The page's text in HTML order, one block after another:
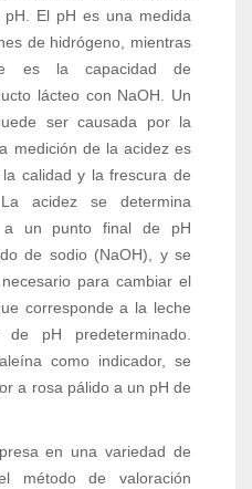
pH. El pH es una medida
de hidrógeno, mientras
es la capacidad de
lácteo con NaOH. Un
ser causada por la
medición de la acidez es
calidad y la frescura de
acidez se determina
a un punto final de pH
de sodio (NaOH), y se
para cambiar el
corresponde a la leche
pH predeterminado.
como indicador, se
a rosa pálido a un pH de
en una variedad de
método de valoración